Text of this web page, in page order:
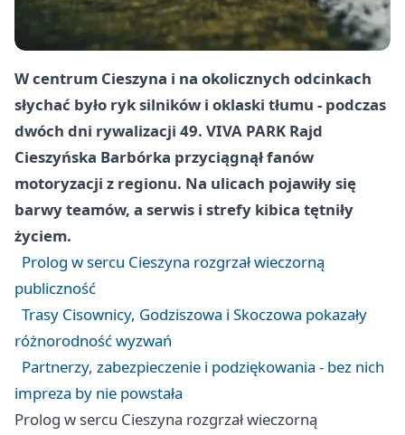
W centrum Cieszyna i na okolicznych odcinkach
słychać było ryk silników i oklaski tłumu - podczas
dwóch dni rywalizacji 49. VIVA PARK Rajd
Cieszyńska Barbórka przyciągnął fanów
motoryzacji z regionu. Na ulicach pojawiły się
barwy teamów, a serwis i strefy kibica tętniły
życiem.
Prolog w sercu Cieszyna rozgrzał wieczorną
publiczność
Trasy Cisownicy, Godziszowa i Skoczowa pokazały
różnorodność wyzwań
Partnerzy, zabezpieczenie i podziękowania - bez nich
impreza by nie powstała
Prolog w sercu Cieszyna rozgrzał wieczorną